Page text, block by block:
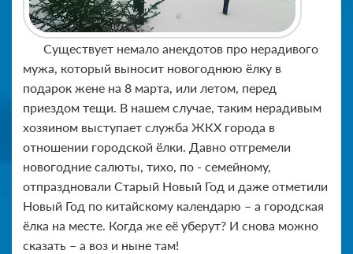
Существует немало анекдотов про нерадивого
мужа, который выносит новогоднюю ёлку в
подарок жене на 8 марта, или летом, перед
приездом тещи. В нашем случае, таким нерадивым
хозяином выступает служба ЖКХ города в
отношении городской ёлки. Давно отгремели
новогодние салюты, тихо, по - семейному,
отпраздновали Старый Новый Год и даже отметили
Новый Год по китайскому календарю – а городская
ёлка на месте. Когда же её уберут? И снова можно
сказать – а воз и ныне там!